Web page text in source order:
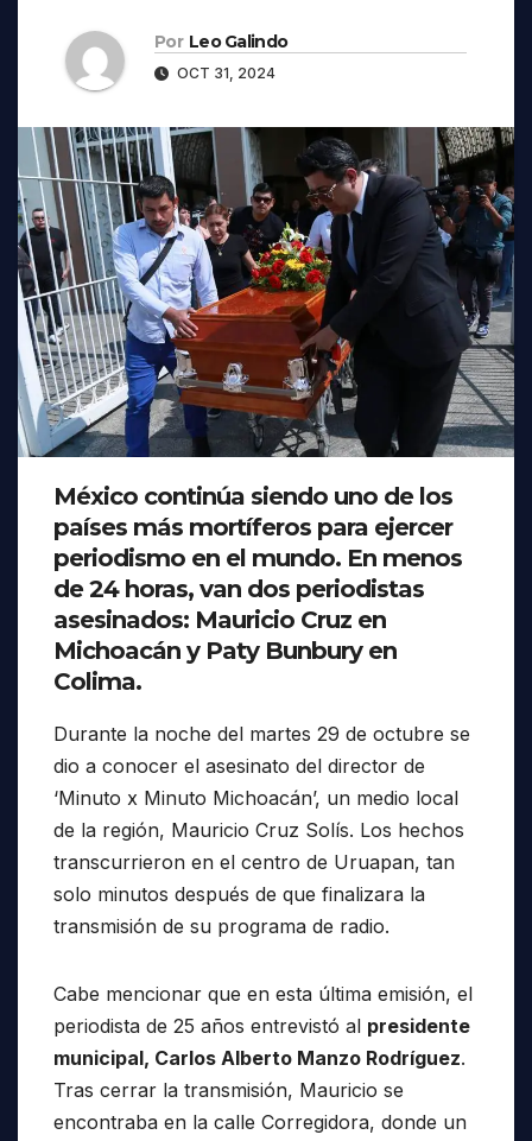
Por Leo Galindo
OCT 31, 2024
México continúa siendo uno de los
países más mortíferos para ejercer
periodismo en el mundo. En menos
de 24 horas, van dos periodistas
asesinados: Mauricio Cruz en
Michoacán y Paty Bunbury en
Colima.
Durante la noche del martes 29 de octubre se
dio a conocer el asesinato del director de
‘Minuto x Minuto Michoacán’, un medio local
de la región, Mauricio Cruz Solís. Los hechos
transcurrieron en el centro de Uruapan, tan
solo minutos después de que finalizara la
transmisión de su programa de radio.
Cabe mencionar que en esta última emisión, el
periodista de 25 años entrevistó al presidente
municipal, Carlos Alberto Manzo Rodríguez.
Tras cerrar la transmisión, Mauricio se
encontraba en la calle Corregidora, donde un